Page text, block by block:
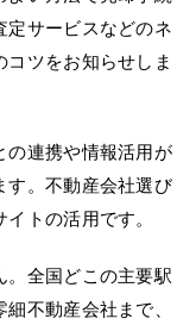
定サービスなどのネ
ツをお知らせしま
の連携や情報活用が
す。不動産会社選び
トの活用です。
。全国どこの主要駅
不動産会社まで、